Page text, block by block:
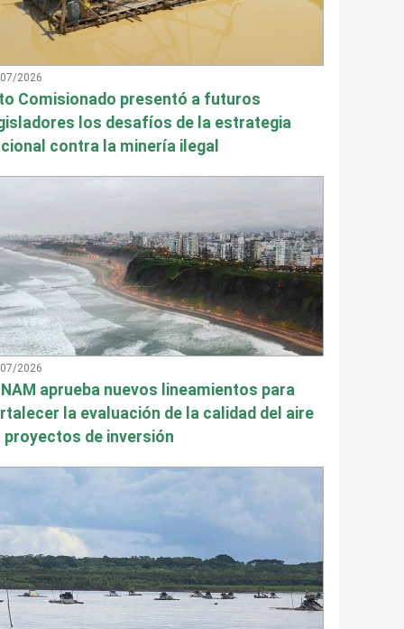
2026
Comisionado presentó a futuros
los desafíos de la estrategia
contra la minería ilegal
2026
aprueba nuevos lineamientos para
la evaluación de la calidad del aire
proyectos de inversión